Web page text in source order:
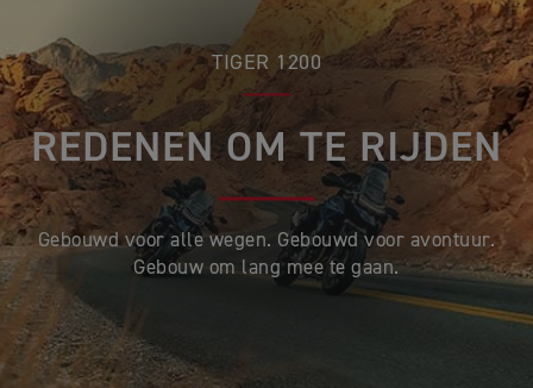
TIGER 1200
REDENEN OM TE RIJDEN
Gebouwd voor alle wegen. Gebouwd voor avontuur.
Gebouw om lang mee te gaan.